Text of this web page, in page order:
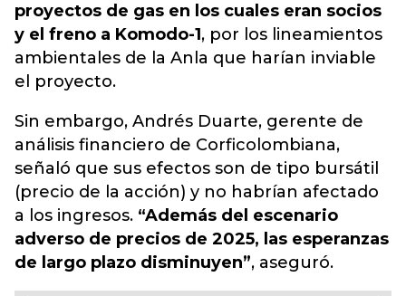
proyectos de gas en los cuales eran socios
y el freno a Komodo-1, por los lineamientos
ambientales de la Anla que harían inviable
el proyecto.
Sin embargo, Andrés Duarte, gerente de
análisis financiero de Corficolombiana,
señaló que sus efectos son de tipo bursátil
(precio de la acción) y no habrían afectado
a los ingresos. “Además del escenario
adverso de precios de 2025, las esperanzas
de largo plazo disminuyen”, aseguró.